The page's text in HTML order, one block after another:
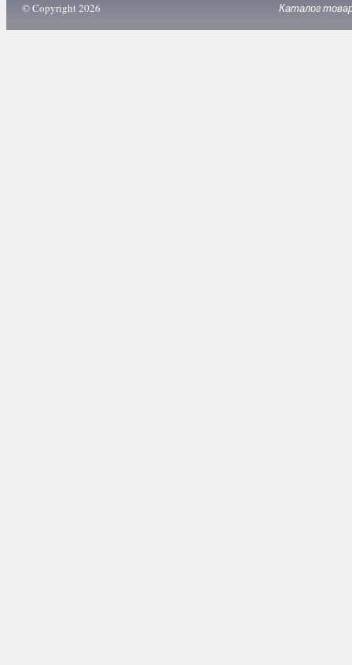
© Copyright 2026 Каталог